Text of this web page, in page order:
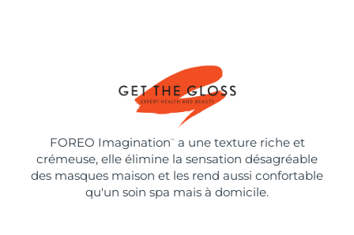
FOREO Imagination ™
a une texture riche et
crémeuse, elle élimine la sensation désagréable
des masques maison et les rend aussi confortable
qu'un soin spa mais à domicile.